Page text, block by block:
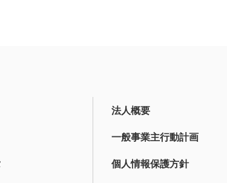
法人概要
一般事業主行動計画
個人情報保護方針